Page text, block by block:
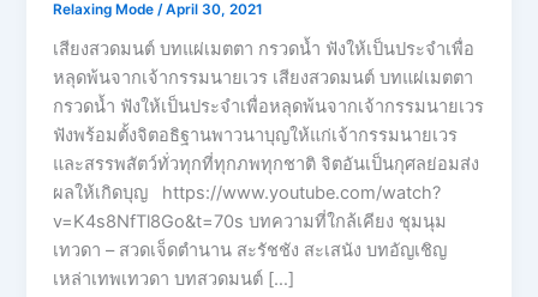
Relaxing Mode/April 30, 2021
เสียงสวดมนต์ บทแผ่เมตตา กรวดน้ำ ฟังให้เป็นประจำเพื่อ
หลุดพ้นจากเจ้ากรรมนายเวร เสียงสวดมนต์ บทแผ่เมตตา
กรวดน้ำ ฟังให้เป็นประจำเพื่อหลุดพ้นจากเจ้ากรรมนายเวร
ฟังพร้อมตั้งจิตอธิฐานพาวนาบุญให้แก่เจ้ากรรมนายเวร
และสรรพสัตว์ทั่วทุกที่ทุกภพทุกชาติ จิตอันเป็นกุศลย่อมส่ง
ผลให้เกิดบุญ https://www.youtube.com/watch?
v=K4s8NfTl8Go&t=70s บทความที่ใกล้เคียง ชุมนุม
เทวดา – สวดเจ็ดตำนาน สะรัชชัง สะเสนัง บทอัญเชิญ
เหล่าเทพเทวดา บทสวดมนต์ […]